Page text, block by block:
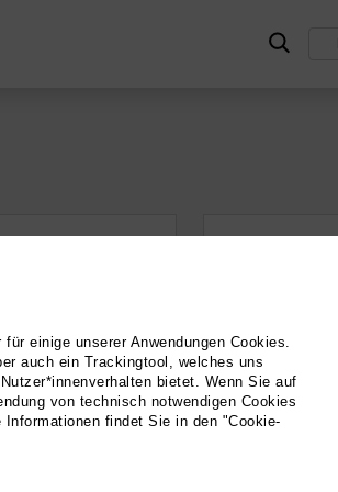
einige unserer Anwendungen Cookies.
auch ein Trackingtool, welches uns
bietet. Wenn Sie auf
von technisch notwendigen Cookies
findet Sie in den "Cookie-